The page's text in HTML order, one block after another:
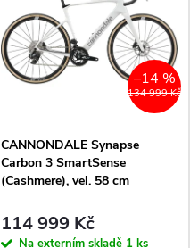
134 999 Kč
–14 %
CANNONDALE Synapse
Carbon 3 SmartSense
(Cashmere), vel. 58 cm
114 999 Kč
Na externím skladě 1 ks